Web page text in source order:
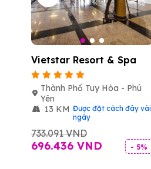
Vietstar Resort & Spa
Thành Phố Tuy Hòa - Phú
Yên
13 KM Được đặt cách đây vài
ngày
733.091 VND
696.436 VND - 5%